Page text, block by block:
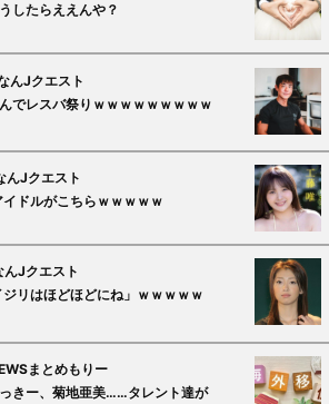
したらええんや？
Jクエスト
でレスバ祭りｗｗｗｗｗｗｗｗｗ
Jクエスト
ドルがこちらｗｗｗｗｗ
Jクエスト
リはほどほどにね」ｗｗｗｗｗ
まとめもりー
っきー、菊地亜美……タレント達が